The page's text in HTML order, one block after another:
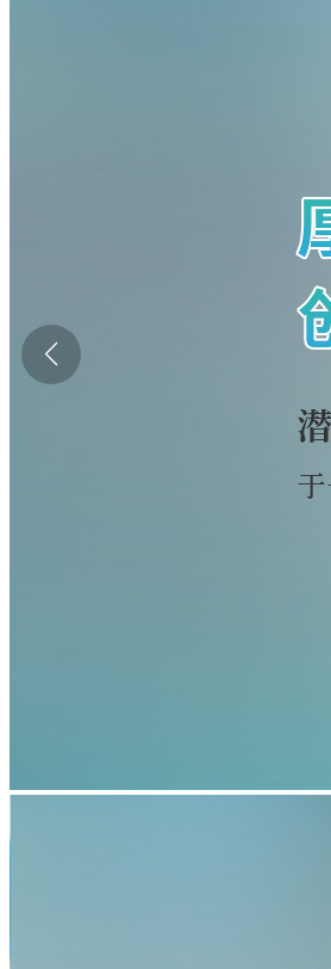
【重要通知】正规的网赌网